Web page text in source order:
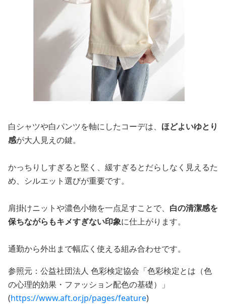
白シャツや白パンツを軸にしたコーデは、 ほどよいゆとり
感が大人見えの鍵。
かっちりしすぎると堅く、緩すぎるとだらしなく見えるた
め、シルエット選びが重要です。
肩掛けニットや濃色小物を一点足すことで、 白の清潔感を
保ちながらもキメすぎない印象に仕上がります。
通勤から外出まで幅広く使える組み合わせです。
参照元：公益社団法人 色彩検定協会「色彩検定とは（色
の心理的効果・ファッション配色の基礎）」
(https://www.aft.or.jp/pages/feature)